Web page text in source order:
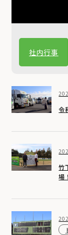
社内行事
令
竹
場！